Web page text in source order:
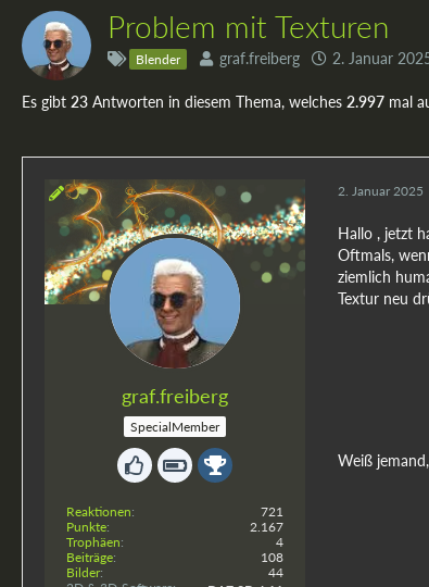
Problem mit Texturen
Blender graf.freiberg 2. Januar
Es gibt 23 Antworten in diesem Thema, welches 2.997 mal
graf.freiberg
SpecialMember
Reaktionen
721
Punkte
2.167
Trophäen
4
Beiträge
108
Bilder
44
2. Januar 2025
Hallo , jetzt
Oftmals,
ziemlich
Textur neu
Weiß